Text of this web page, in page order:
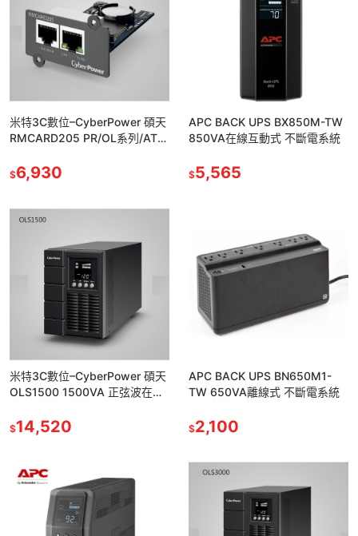
米特3C數位–CyberPower 碩天
RMCARD205 PR/OL系列/ATS
$6,930
APC BACK UPS BX850M-TW
850VA在線互動式 不斷電系統
$5,565
米特3C數位–CyberPower 碩天
OLS1500 1500VA 正弦波在線
$14,520
APC BACK UPS BN650M1-
TW 650VA離線式 不斷電系統
$2,100